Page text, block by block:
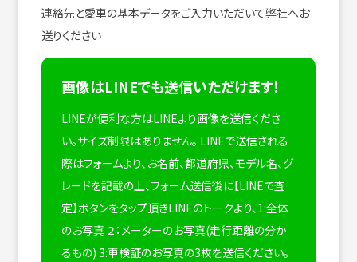
連絡先と愛車の基本データをご入力いただいて弊社へお
送りください
画像はLINEでも送信いただけます！
LINEが便利な方はLINEより画像を送信くださ
い。サイズ制限はありません。 LINEで送信される
際はフォームより、お名前、都道府県、モデル名、グ
レードを記載の上、フォーム送信後に【LINEで査
定】ボタンをタップ頂きLINEのトークより、1:全体
のお写真 ２：メーターのお写真(走行距離の分か
るもの) 3:車検証のお写真の3枚を送信ください。